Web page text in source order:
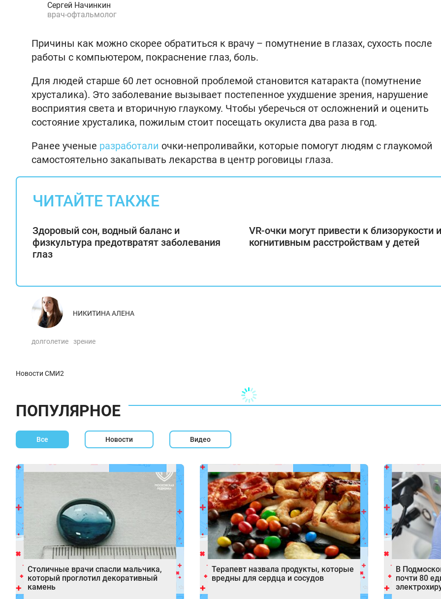
Сергей Начинкин
врач-офтальмолог
Причины как можно скорее обратиться к врачу – помутнение в глазах, сухость после
работы с компьютером, покраснение глаз, боль.
Для людей старше 60 лет основной проблемой становится катаракта (помутнение
хрусталика). Это заболевание вызывает постепенное ухудшение зрения, нарушение
восприятия света и вторичную глаукому. Чтобы уберечься от осложнений и оценить
состояние хрусталика, пожилым стоит посещать окулиста два раза в год.
Ранее ученые разработали очки-непроливайки, которые помогут людям с глаукомой
самостоятельно закапывать лекарства в центр роговицы глаза.
ЧИТАЙТЕ ТАКЖЕ
Здоровый сон, водный баланс и
физкультура предотвратят заболевания
глаз
VR-очки могут привести к близорукости и
когнитивным расстройствам у детей
НИКИТИНА АЛЕНА
долголетие зрение
Новости СМИ2
ПОПУЛЯРНОЕ
Все Новости Видео
Столичные врачи спасли мальчика,
который проглотил декоративный
камень
Терапевт назвала продукты, которые
вредны для сердца и сосудов
В
почти 80